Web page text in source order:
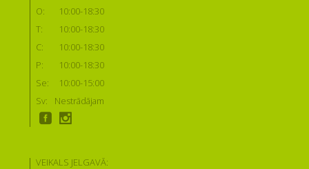
O:
10:00-18:30
T:
10:00-18:30
C:
10:00-18:30
P:
10:00-18:30
Se:
10:00-15:00
Sv:
Nestrādājam
VEIKALS JELGAVĀ: